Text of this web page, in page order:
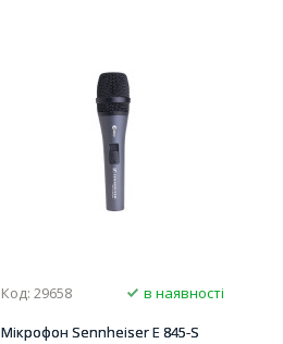
Код: 29658
в наявності
Мікрофон Sennheiser E 845-S